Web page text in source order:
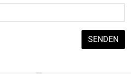
SENDEN